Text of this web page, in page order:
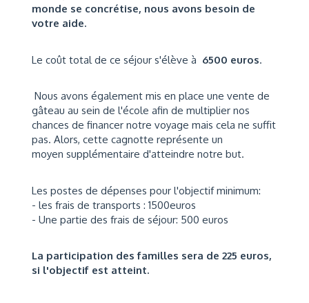
monde se concrétise, nous avons besoin de
votre aide.
Le coût total de ce séjour s'élève à 6500 euros.
Nous avons également mis en place une vente de
gâteau au sein de l'école afin de multiplier nos
chances de financer notre voyage mais cela ne suffit
pas. Alors, cette cagnotte représente un
moyen supplémentaire d'atteindre notre but.
Les postes de dépenses pour l'objectif minimum:
- les frais de transports : 1500euros
- Une partie des frais de séjour: 500 euros
La participation des familles sera de 225 euros,
si l'objectif est atteint.